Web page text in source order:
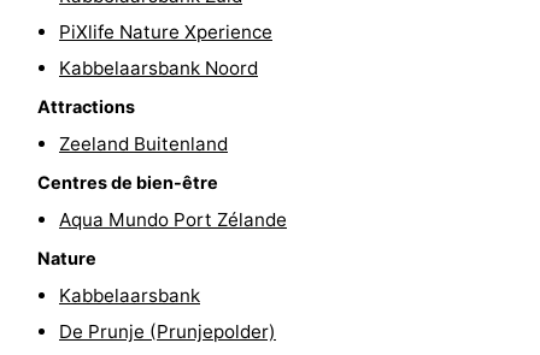
Méridionale
Leiden
Bollenstreek
Hollands
Noordwijk
Katwijk
PiXlife Nature Xperience
Kabbelaarsbank Noord
Attractions
Zeeland Buitenland
Centres de bien-être
Aqua Mundo Port Zélande
Nature
Kabbelaarsbank
De Prunje (Prunjepolder)